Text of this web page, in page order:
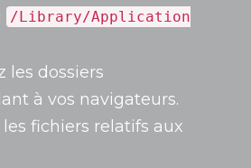
/Library/Application
les dossiers
à vos navigateurs.
fichiers relatifs aux